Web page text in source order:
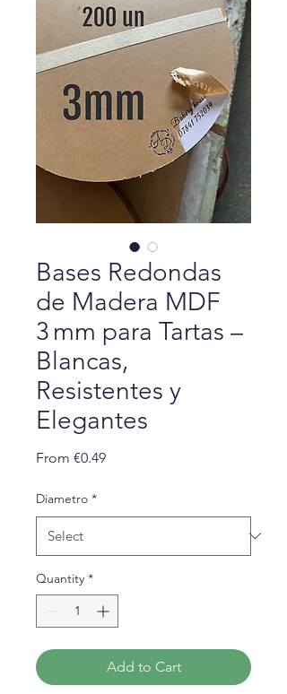
Bases Redondas
de Madera MDF
3 mm para Tartas –
Blancas,
Resistentes y
Elegantes
From €0.49Sale
Diametro *
Quantity *
Add to Cart